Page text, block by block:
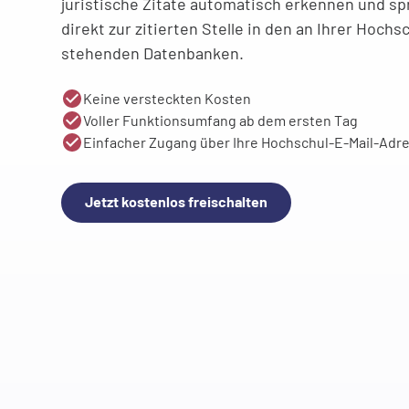
direkt zur zitierten Stelle in den an Ihrer
stehenden Datenbanken.
Keine versteckten Kosten
Voller Funktionsumfang ab dem ersten Tag
Einfacher Zugang über Ihre Hochschul-E-Mail-
Jetzt kostenlos freischalten